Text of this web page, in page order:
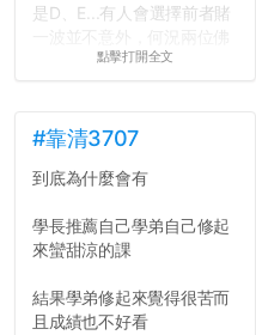
是D、E...有人會選擇前者賭
心教授看起來要輕輕放下
長作弊的風氣。
反正老人我明天就要搬離新
關，就當最後一天發個牢騷
吧XD，祝學弟妹們修課順利
點擊打開全文
#靠清3707
到底為什麼會有
學長推薦自己學弟自己修起
來蠻甜涼的課
結果學弟修起來覺得很苦而
且成績也不好看